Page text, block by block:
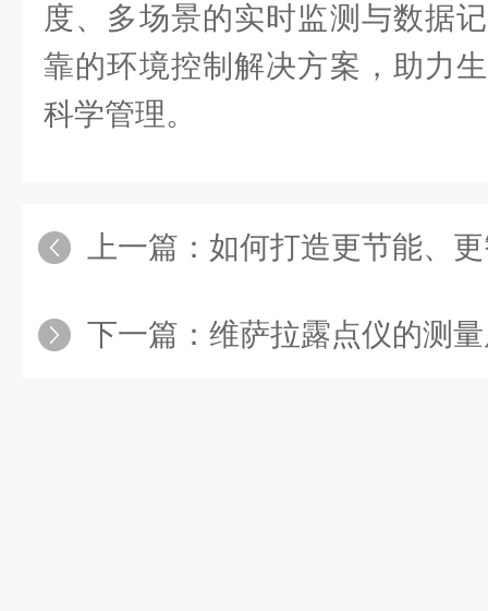
度、多场景的实时监测与数据
靠的环境控制解决方案，助力
科学管理。
上一篇： 如何打造更节能、
下一篇： 维萨拉露点仪的测